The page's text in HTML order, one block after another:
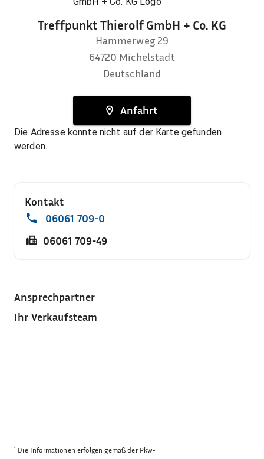
Treffpunkt Thierolf GmbH + Co. KG
Hammerweg 29
64720 Michelstadt
Deutschland
Anfahrt
Die Adresse konnte nicht auf der Karte gefunden
werden.
Kontakt
06061 709-0
06061 709-49
Ansprechpartner
Ihr Verkaufsteam
¹ Die Informationen erfolgen gemäß der Pkw-